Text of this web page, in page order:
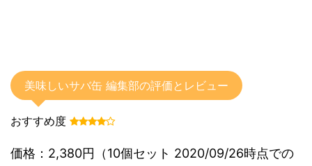
美味しいサバ缶 編集部の評価とレビュー
おすすめ度
価格：2,380円（10個セット 2020/09/26時点での